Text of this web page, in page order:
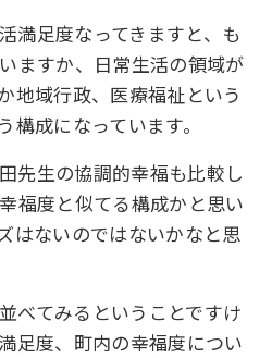
満足度なってきますと、も
ますか、日常生活の領域が
地域行政、医療福祉という
構成になっています。
先生の協調的幸福も比較し
福度と似てる構成かと思い
はないのではないかなと思
べてみるということですけ
足度、町内の幸福度につい